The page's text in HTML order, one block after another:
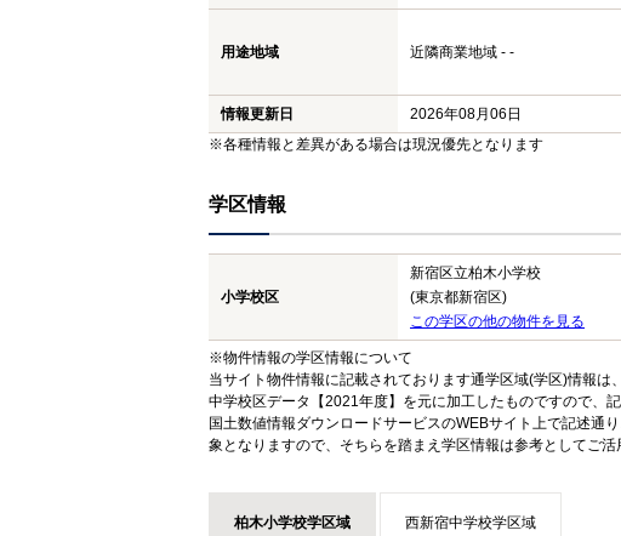
用途地域 近隣商業地域 - -
情報更新日 2026年08月06日
※各種情報と差異がある場合は現況優先となります
学区情報
小学校区
新宿区立柏木小学校
(東京都新宿区)
この学区の他の物件を見る
※物件情報の学区情報について
当サイト物件情報に記載されております通学区域(学区)情報
中学校区データ【2021年度】を元に加工したものですので、
国土数値情報ダウンロードサービスのWEBサイト上で記述通
象となりますので、そちらを踏まえ学区情報は参考としてご活
柏木小学校学区域 西新宿中学校学区域